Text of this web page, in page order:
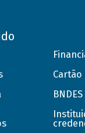
Cartão